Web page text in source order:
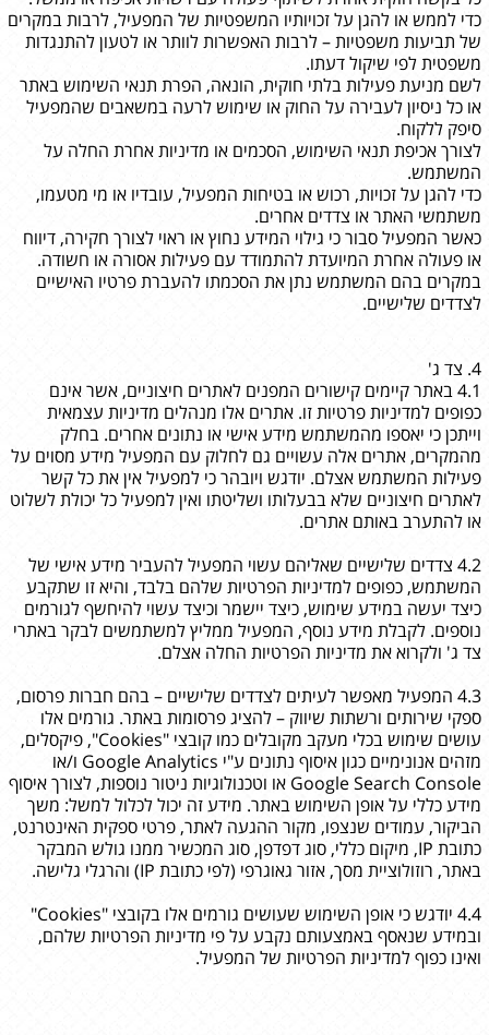
כדי לממש או להגן על זכויותיו המשפטיות של המפעיל, לרבות במקרים
של תביעות משפטיות – לרבות האפשרות לוותר או לטעון להתנגדות
משפטית לפי שיקול דעתו.
לשם מניעת פעילות בלתי חוקית, הונאה, הפרת תנאי השימוש באתר
או כל ניסיון לעבירה על החוק או שימוש לרעה במשאבים שהמפעיל
סיפק ללקוח.
לצורך אכיפת תנאי השימוש, הסכמים או מדיניות אחרת החלה על
המשתמש.
כדי להגן על זכויות, רכוש או בטיחות המפעיל, עובדיו או מי מטעמו,
משתמשי האתר או צדדים אחרים.
כאשר המפעיל סבור כי גילוי המידע נחוץ או ראוי לצורך חקירה, דיווח
או פעולה אחרת המיועדת להתמודד עם פעילות אסורה או חשודה.
במקרים בהם המשתמש נתן את הסכמתו להעברת פרטיו האישיים
לצדדים שלישיים.
4. צד ג'
4.1 באתר קיימים קישורים המפנים לאתרים חיצוניים, אשר אינם
כפופים למדיניות פרטיות זו. אתרים אלו מנהלים מדיניות עצמאית
וייתכן כי יאספו מהמשתמש מידע אישי או נתונים אחרים. בחלק
מהמקרים, אתרים אלה עשויים גם לחלוק עם המפעיל מידע מסוים על
פעילות המשתמש אצלם. יודגש ויובהר כי למפעיל אין את כל קשר
לאתרים חיצוניים שלא בבעלותו ושליטתו ואין למפעיל כל יכולת לשלוט
או להתערב באותם אתרים.
4.2 צדדים שלישיים שאליהם עשוי המפעיל להעביר מידע אישי של
המשתמש, כפופים למדיניות הפרטיות שלהם בלבד, והיא זו שתקבע
כיצד יעשה במידע שימוש, כיצד יישמר וכיצד עשוי להיחשף לגורמים
נוספים. לקבלת מידע נוסף, המפעיל ממליץ למשתמשים לבקר באתרי
צד ג' ולקרוא את מדיניות הפרטיות החלה אצלם.
4.3 המפעיל מאפשר לעיתים לצדדים שלישיים – בהם חברות פרסום,
ספקי שירותים ורשתות שיווק – להציג פרסומות באתר. גורמים אלו
עושים שימוש בכלי מעקב מקובלים כמו קובצי "Cookies", פיקסלים,
מזהים אנונימיים כגון איסוף נתונים ע"י Google Analytics ו/או
Google Search Console או וטכנולוגיות ניטור נוספות, לצורך איסוף
מידע כללי על אופן השימוש באתר. מידע זה יכול לכלול למשל: משך
הביקור, עמודים שנצפו, מקור ההגעה לאתר, פרטי ספקית האינטרנט,
כתובת IP, מיקום כללי, סוג דפדפן, סוג המכשיר ממנו גולש המבקר
באתר, רוזולוציית מסך, אזור גאוגרפי (לפי כתובת IP) והרגלי גלישה.
4.4 יודגש כי אופן השימוש שעושים גורמים אלו בקובצי "Cookies"
ובמידע שנאסף באמצעותם נקבע על פי מדיניות הפרטיות שלהם,
ואינו כפוף למדיניות הפרטיות של המפעיל.